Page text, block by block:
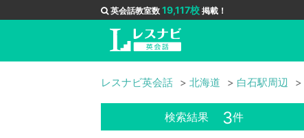
英会話教室数 19,117校 掲載！
レスナビ英会話 北海道 白石駅周辺
検索結果 3件